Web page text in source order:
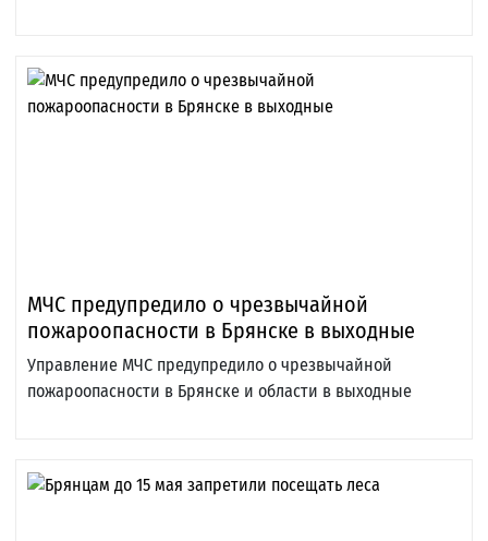
МЧС предупредило о чрезвычайной
пожароопасности в Брянске в выходные
Управление МЧС предупредило о чрезвычайной
пожароопасности в Брянске и области в выходные